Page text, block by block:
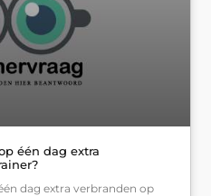
één dag extra
dag extra verbranden op